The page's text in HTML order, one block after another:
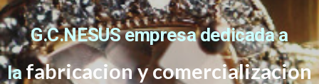
G.C.NESUS empresa dedicada a
lafabricacion y comercializacion